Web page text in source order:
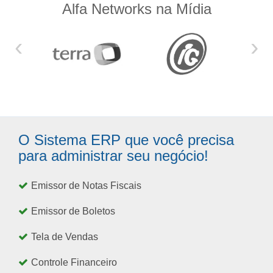
Alfa Networks na Mídia
‹ ›
O Sistema ERP que você precisa
para administrar seu negócio!
Emissor de Notas Fiscais
Emissor de Boletos
Tela de Vendas
Controle Financeiro